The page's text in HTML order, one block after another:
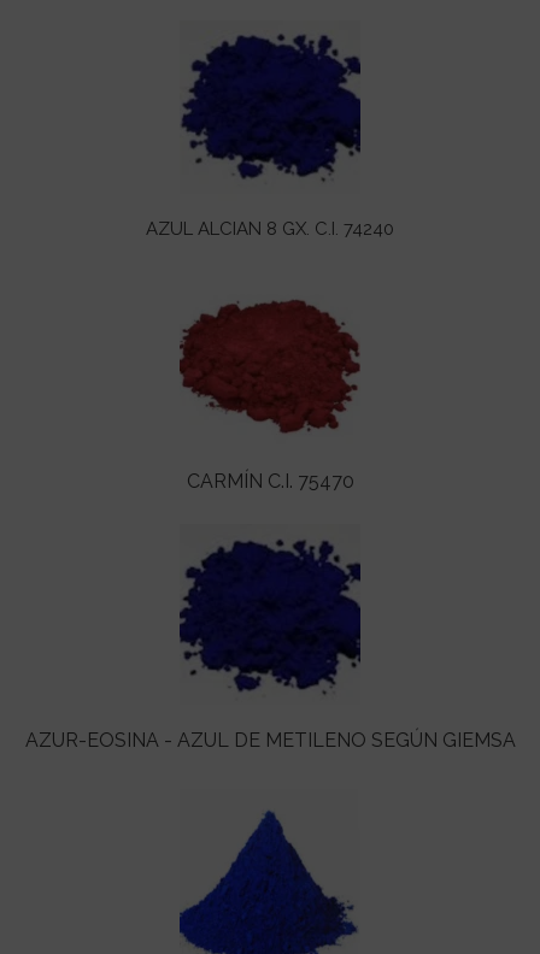
AZUL ALCIAN 8 GX. C.I. 74240
CARMÍN C.I. 75470
AZUR-EOSINA - AZUL DE METILENO SEGÚN GIEMSA